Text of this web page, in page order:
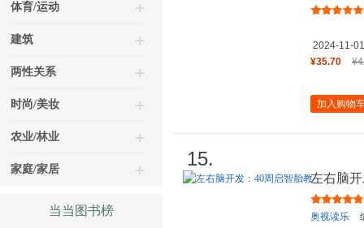
体育/运动
建筑
两性关系
时尚/美妆
农业/林业
家庭/家居
当当图书榜
2024-11-01
¥35.70
加入购物
15.
左右脑
奥视读乐